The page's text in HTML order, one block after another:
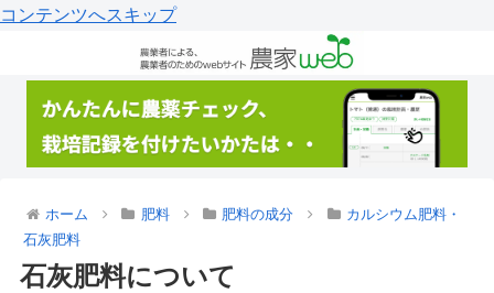
コンテンツへスキップ
ホーム 肥料 肥料の成分
カルシウム肥料・
石灰肥料
石灰肥料について